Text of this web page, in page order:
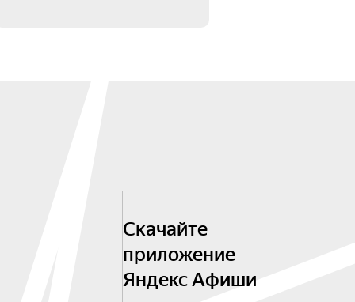
Скачайте
приложение
Яндекс Афиши